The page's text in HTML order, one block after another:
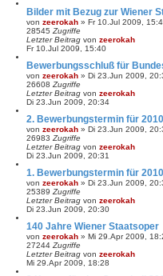
Bilder mit Bezug zur Wiener
von zeerokah » Fr 10.Jul 2009,
28545 Zugriffe
Letzter Beitrag von zeerokah
Fr 10.Jul 2009, 15:40
Bewerbungsschluß für
von zeerokah » Di 23.Jun 2009,
26608 Zugriffe
Letzter Beitrag von zeerokah
Di 23.Jun 2009, 20:34
2. Bewerbungstermin für
von zeerokah » Di 23.Jun 2009,
26983 Zugriffe
Letzter Beitrag von zeerokah
Di 23.Jun 2009, 20:31
1. Bewerbungstermin für
von zeerokah » Di 23.Jun 2009,
25389 Zugriffe
Letzter Beitrag von zeerokah
Di 23.Jun 2009, 20:30
140 Jahre Wiener Staatsoper
von zeerokah » Mi 29.Apr 2009,
27244 Zugriffe
Letzter Beitrag von zeerokah
Mi 29.Apr 2009, 18:28